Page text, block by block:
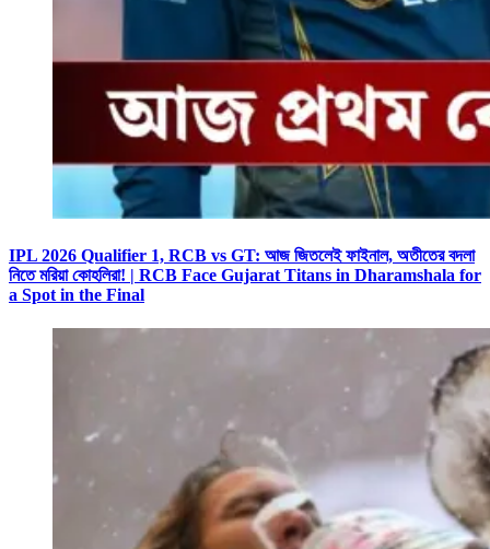
IPL 2026 Qualifier 1, RCB vs GT: আজ জিতলেই ফাইনাল, অতীতের বদলা
নিতে মরিয়া কোহলিরা! | RCB Face Gujarat Titans in Dharamshala for
a Spot in the Final